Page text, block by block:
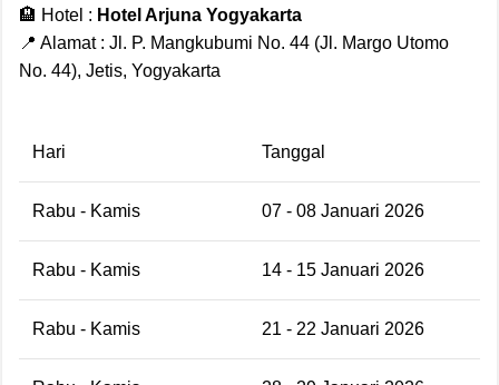
🏨 Hotel : Hotel Arjuna Yogyakarta
📍 Alamat : Jl. P. Mangkubumi No. 44 (Jl. Margo Utomo
No. 44), Jetis, Yogyakarta
Hari Tanggal
Rabu - Kamis 07 - 08 Januari 2026
Rabu - Kamis 14 - 15 Januari 2026
Rabu - Kamis 21 - 22 Januari 2026